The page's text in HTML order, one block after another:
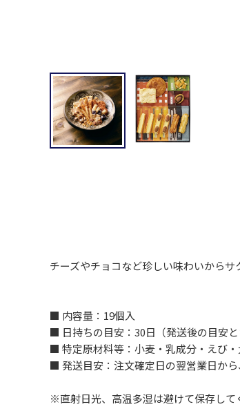
チーズやチョコなど珍しい味わいから
■ 内容量：19個入
■ 日持ちの目安：30日（発送後の目安と
■ 特定原材料等：小麦・乳成分・えび
■ 発送目安：注文確定日の翌営業日か
※直射日光、高温多湿は避けて保存して